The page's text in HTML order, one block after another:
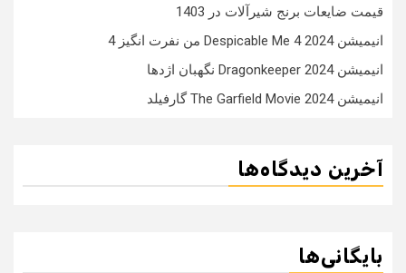
قیمت ضایعات برنج شیرآلات در 1403
انیمیشن Despicable Me 4 2024 من نفرت انگیز 4
انیمیشن Dragonkeeper 2024 نگهبان اژدها
انیمیشن The Garfield Movie 2024 گارفیلد
آخرین دیدگاه‌ها
بایگانی‌ها